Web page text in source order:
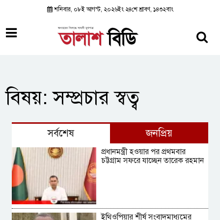
শনিবার, ০৮ই আগস্ট, ২০২৬ইং ২৪শে শ্রাবণ, ১৪৩২বাং
বিষয়: সম্প্রচার স্বত্ব
সর্বশেষ জনপ্রিয়
প্রধানমন্ত্রী হওয়ার পর প্রথমবার
চট্টগ্রাম সফরে যাচ্ছেন তারেক রহমান
ইথিওপিয়ার শীর্ষ সংবাদমাধ্যমের